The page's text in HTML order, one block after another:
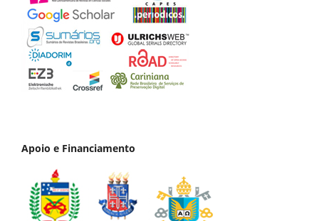
Apoio e Financiamento